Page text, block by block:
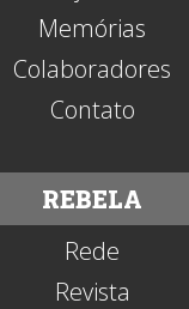
Memórias
Colaboradores
Contato
REBELA
Rede
Revista